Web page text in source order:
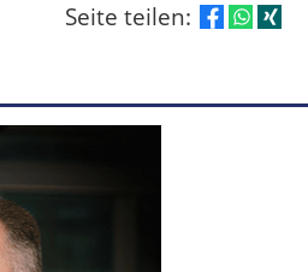
Seite teilen: